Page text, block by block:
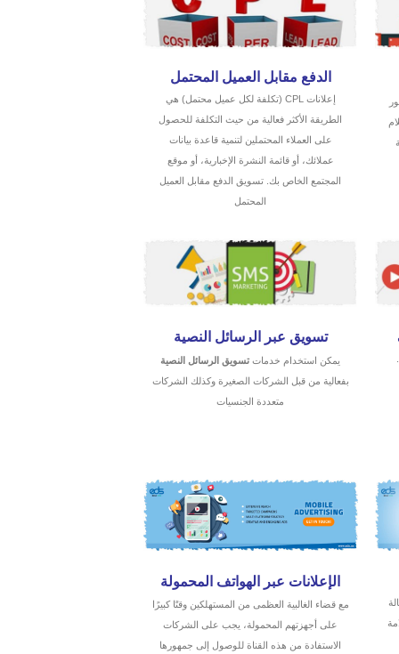
الدفع مقابل العميل المحتمل
إعلانات CPL (تكلفة لكل عميل محتمل) هي
الطريقة الأكثر فعالية من حيث التكلفة للحصول
على العملاء المحتملين لتنمية قاعدة بيانات
عملائك، أو قائمة النشرة الإخبارية، أو موقع
المجتمع الخاص بك. تسويق الدفع مقابل العميل
المحتمل
تسويق عبر الرسائل النصية
يمكن استخدام خدمات تسويق الرسائل النصية
بفعالية من قبل الشركات الصغيرة وكذلك الشركات
متعددة الجنسيات
الإعلانات عبر الهواتف المحمولة
مع قضاء الغالبية العظمى من المستهلكين وقتًا كبيرًا
على أجهزتهم المحمولة، يجب على الشركات
الاستفادة من هذه القناة للوصول إلى جمهورها